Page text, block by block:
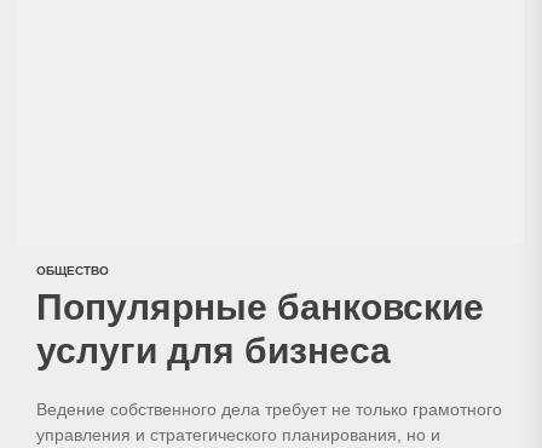
ОБЩЕСТВО
Популярные банковские
услуги для бизнеса
Ведение собственного дела требует не только грамотного
управления и стратегического планирования, но и